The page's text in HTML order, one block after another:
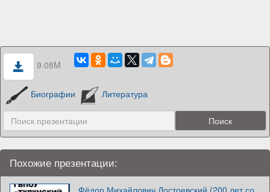
9.08M
Биографии Литература
Похожие презентации:
Фёдор Михайлович Достоевский (200 лет со